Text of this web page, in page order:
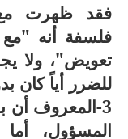
فقد ظهرت مع
فلسفة أنه
تعويض"، ولا
للضرر أياً كان
3-المعروف أن
المسؤول،